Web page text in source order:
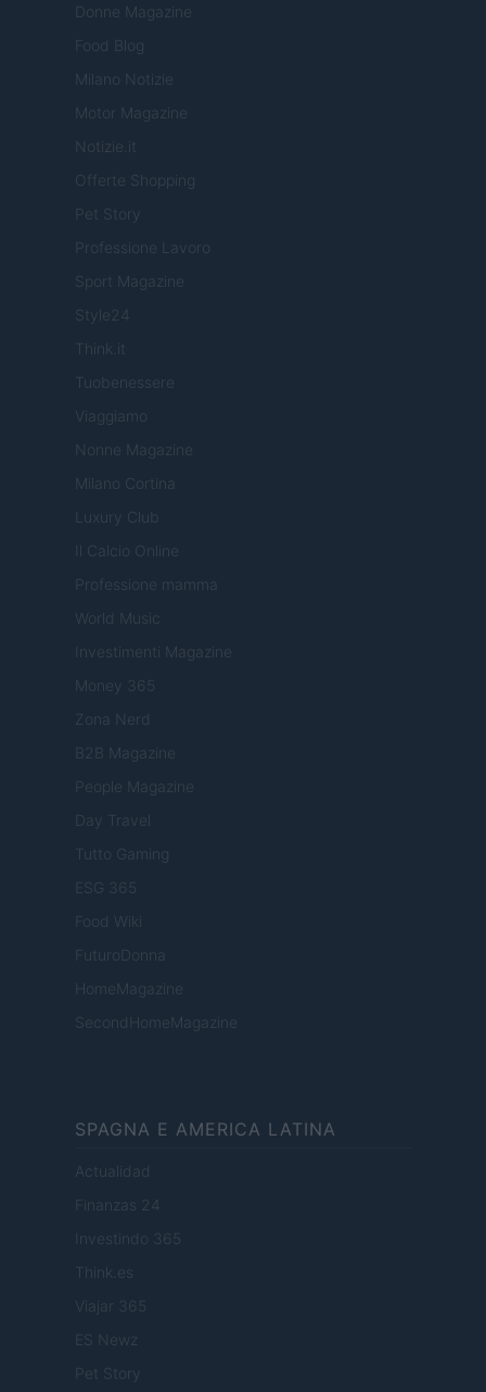
Donne Magazine
Food Blog
Milano Notizie
Motor Magazine
Notizie.it
Offerte Shopping
Pet Story
Professione Lavoro
Sport Magazine
Style24
Think.it
Tuobenessere
Viaggiamo
Nonne Magazine
Milano Cortina
Luxury Club
Il Calcio Online
Professione mamma
World Music
Investimenti Magazine
Money 365
Zona Nerd
B2B Magazine
People Magazine
Day Travel
Tutto Gaming
ESG 365
Food Wiki
FuturoDonna
HomeMagazine
SecondHomeMagazine
SPAGNA E AMERICA LATINA
Actualidad
Finanzas 24
Investindo 365
Think.es
Viajar 365
ES Newz
Pet Story